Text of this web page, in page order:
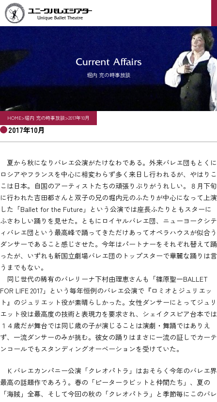
content
堀内 充の時事放談
HOME>堀内 充の時事放談>2017年10月
2017年10月
夏から秋になりバレエ公演がたけなわである。外来バレエ団もとくに
ロシアやフランスを中心に相変わらず多く来日し行われるが、やはりこ
こは日本。自国のアーティストたちの頑張りぶりがうれしい。８月下旬
に行われた吉田都さんと双子の兄の堀内元のふたりが中心になって上演
した「Ballet for the Future」という公演では座長ふたりともスターに
ふさわしい踊りを見せた。ともにロイヤルバレエ団、ニューヨークシテ
ィバレエ団という最高峰で踊ってきただけあってオペラハウスが似合う
ダンサーであること感じさせた。今年はパートナーをそれぞれ替えて踊
ったが、いずれも新国立劇場バレエ団のトップスターで華麗な踊りは言
うまでもない。
同じ世代の稀有のバレリーナ下村由理恵さんも「篠原聖一BALLET
FOR LIFE 2017」という毎年恒例のバレエ公演で『ロミオとジュリエッ
ト』のジュリエット役が素晴らしかった。女性ダンサーにとってジュリ
エット役は最高度の技術と表現力を要求され、シェイクスピア台本では
１４歳だが舞台では同じ歳の子が演じることは演劇・舞踊ではありえ
ず、一流ダンサーのみが挑む。彼女の踊りはまさに一流の証しでカーテ
ンコールでもスタンディングオーベーションを受けていた。
Ｋバレエカンパニー公演「クレオパトラ」はおそらく今年のバレエ界
最高の話題作であろう。春の「ピーターラビットと仲間たち」、夏の
「海賊」全幕、そして今回の秋の「クレオパトラ」と季節毎にこのバレ